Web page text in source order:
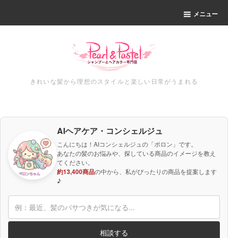
メニュー
きれいな髪から理想のスタイルと楽しい日常がうまれる
AIヘアケア・コンシェルジュ
こんにちは！AIコンシェルジュの「ポロン」です。
あなたの髪のお悩みや、探している商品のイメージを教え
てください。
約13,400商品の中から、私がぴったりの商品を提案します
♪
相談する